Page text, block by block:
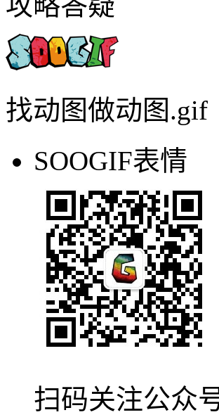
GIF压缩
智能GIF抠图
相关功能
ps怎么gif压缩gif 免费gif压缩gif prgif压缩gif
gif免费压缩软件 ps如何压缩gif动图大小
怎么压缩动图 gif免费压缩在线
攻略答疑
找动图做动图.gif